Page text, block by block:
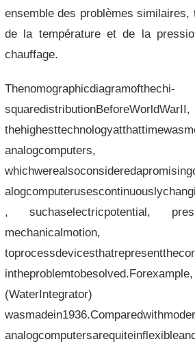
ensemble des problèmes similaires,
de la température et de la
chauffage.
Thenomographicdiagramofthechi-
squaredistributionBeforeWorldWarII,
analogcomputers,
, suchaselectricpotential,
(WaterIntegrator)